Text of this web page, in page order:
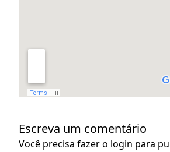
Escreva um comentário
Você precisa fazer o login para